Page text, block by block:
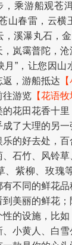
，乘游船观苍
山春雷，云横
溪瀑丸石，
岚霭普陀，
月”，让您因山
返，游船抵达
往游览 【花语牧
的花田花香十
成了大理的另
的好去处，百
石竹、风铃
、紫柳、玫瑰
不同的鲜花
到美丽的鲜花
性的设施，比
小黄人、白